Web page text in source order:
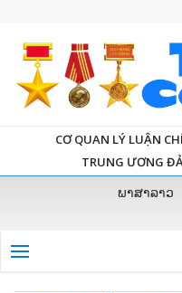
CƠ QUAN LÝ LUẬN
TRUNG ƯƠNG
ພາສາລາວ